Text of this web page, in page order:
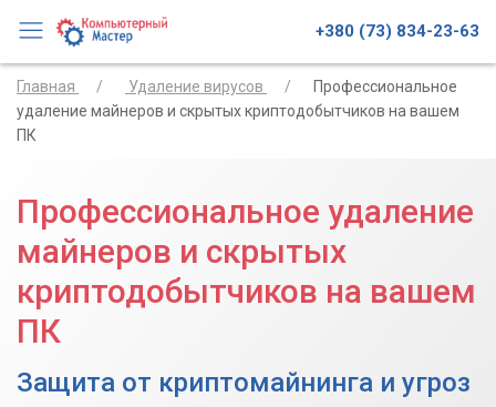
+380 (73) 834-23-63
Главная Удаление вирусов
Профессиональное
удаление майнеров и скрытых криптодобытчиков на вашем
ПК
Профессиональное удаление
майнеров и скрытых
криптодобытчиков на вашем
ПК
Защита от криптомайнинга и угроз